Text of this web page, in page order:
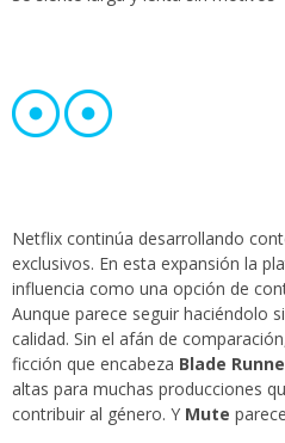
Netflix continúa desarrollando
exclusivos. En esta expansión la
influencia como una opción de
Aunque parece seguir haciéndolo
calidad. Sin el afán de
ficción que encabeza Blade
altas para muchas producciones
contribuir al género. Y Mute